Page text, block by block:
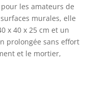
est plus pratique.
Pelle à béton
1 pelle à
balayage dure, 1
1 disque de
du
les amateurs de
murales, elle
x 40 x 25 cm et un
prolongée sans effort
et le mortier,